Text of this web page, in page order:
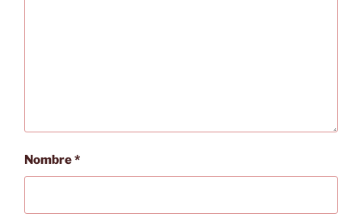
Nombre*